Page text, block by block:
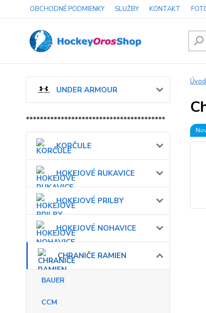
OBCHODNÉ PODMIENKY SLUŽBY KONTAKT
UNDER ARMOUR
****************************************
KORČULE
HOKEJOVÉ RUKAVICE
HOKEJOVÉ PRILBY
HOKEJOVÉ NOHAVICE
CHRANIČE RAMIEN
BAUER
CCM
Úvod